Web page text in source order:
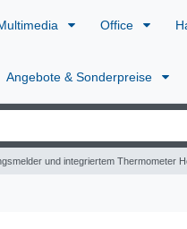
Office
Angebote & Sonderpreise
und integriertem Thermometer